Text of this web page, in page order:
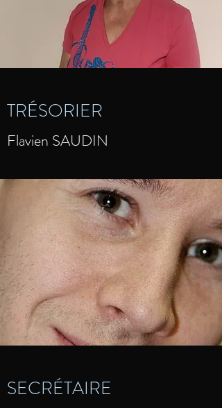
TRÉSORIER
Flavien SAUDIN
SECRÉTAIRE